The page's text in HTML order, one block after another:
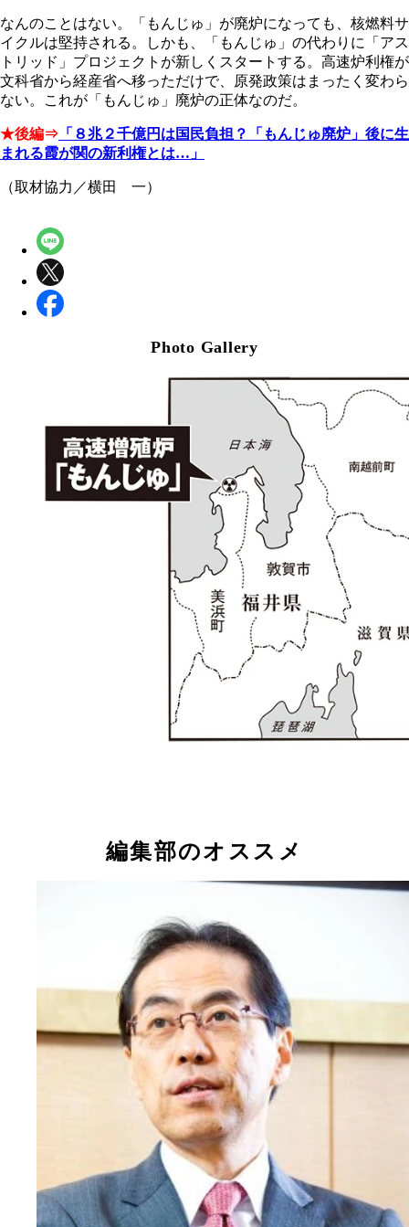
なんのことはない。「もんじゅ」が廃炉になっても、核燃料サ
イクルは堅持される。しかも、「もんじゅ」の代わりに「アス
トリッド」プロジェクトが新しくスタートする。高速炉利権が
文科省から経産省へ移っただけで、原発政策はまったく変わら
ない。これが「もんじゅ」廃炉の正体なのだ。
★後編⇒ 「８兆２千億円は国民負担？「もんじゅ廃炉」後に生
まれる霞が関の新利権とは…」
（取材協力／横田 一）
Photo Gallery
編集部のオススメ